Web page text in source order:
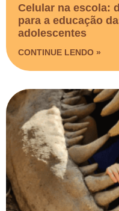
Celular na escola:
para a educação
adolescentes
CONTINUE LENDO »